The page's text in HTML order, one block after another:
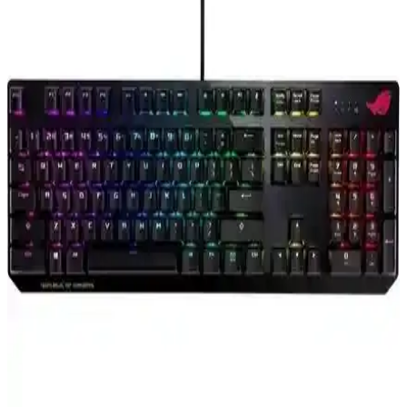
özellikleri ve dayanıklı yapısıyla ev ve ofis kullanımına uygun.
A4Tech FBK25 Q ve Logitech K380s Pebble Keys 2
Karşılaştırması: Özellikler ve Kullanıcı Yorumları
İki popüler kablosuz klavye modeli A4Tech FBK25 Q ve Logitech
K380s Pebble Keys 2'nin özellikleri, kullanıcı deneyimleri ve
performansları detaylı şekilde karşılaştırıldı.
Claw's Luma LCD Logo Ekran ve Acer Emachines
EAK810 Karşılaştırması
Claw's Luma LCD Logo Ekran ve Acer Emachines EAK810, farklı